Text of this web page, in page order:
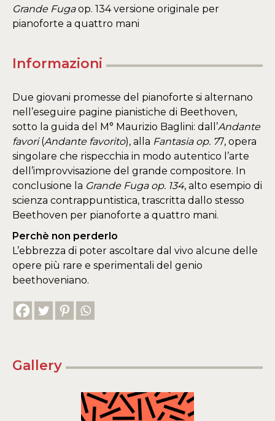
Grande Fugaop. 134 versione originale per
pianoforte a quattro mani
Informazioni
Due giovani promesse del pianoforte si alternano
nell’eseguire pagine pianistiche di Beethoven,
sotto la guida del M° Maurizio Baglini: dall’Andante
favori(Andante favorito), alla Fantasia op. 77, opera
singolare che rispecchia in modo autentico l’arte
dell’improvvisazione del grande compositore. In
conclusione la Grande Fuga op. 134, alto esempio di
scienza contrappuntistica, trascritta dallo stesso
Beethoven per pianoforte a quattro mani.
Perchè non perderlo
L’ebbrezza di poter ascoltare dal vivo alcune delle
opere più rare e sperimentali del genio
beethoveniano.
Gallery